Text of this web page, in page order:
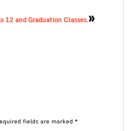
12 and Graduation Classes.»
fields are marked *